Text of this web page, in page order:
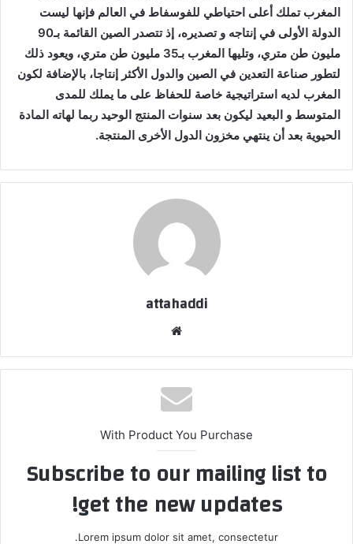
المغرب تملك أعلى احتياطي للفوسفاط في العالم فإنها ليست
الدولة الأولى في إنتاجه و تصديره، إذ تتصدر الصين القائمة بـ90
مليون طن متري، وتليها المغرب بـ35 مليون طن متري، ويعود ذلك
لتطور صناعة التعدين في الصين والدول الأكثر إنتاجا، بالإضافة لكون
المغرب لديه استراتيجية خاصة للحفاظ على ما يملك للمدى
المتوسط و البعيد ليكون بعد سنوات المنتج الوحيد ربما لهاته المادة
الحيوية بعد أن ينتهي مخزون الدول الأخرى المنتجة.
attahaddi
With Product You Purchase
Subscribe to our mailing list to
get the new updates!
Lorem ipsum dolor sit amet, consectetur.